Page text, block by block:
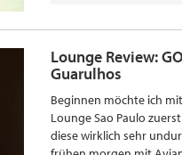
Lounge Review:
Guarulhos
Beginnen möchte ich
Lounge Sao Paulo
diese wirklich sehr